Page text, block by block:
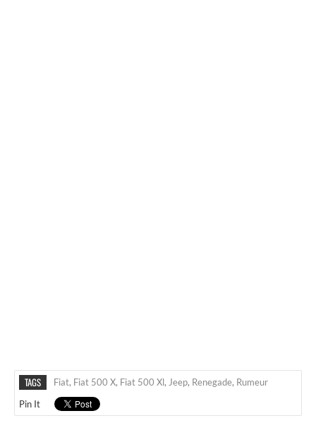
TAGS Fiat, Fiat 500 X, Fiat 500 Xl, Jeep, Renegade, Rumeur
Pin It